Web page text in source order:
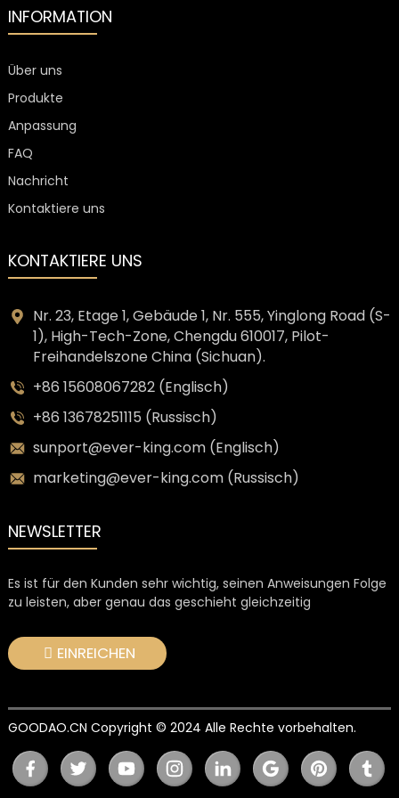
INFORMATION
Über uns
Produkte
Anpassung
FAQ
Nachricht
Kontaktiere uns
KONTAKTIERE UNS
Nr. 23, Etage 1, Gebäude 1, Nr. 555, Yinglong Road (S-
1), High-Tech-Zone, Chengdu 610017, Pilot-
Freihandelszone China (Sichuan).
+86 15608067282 (Englisch)
+86 13678251115 (Russisch)
sunport@ever-king.com (Englisch)
marketing@ever-king.com (Russisch)
NEWSLETTER
Es ist für den Kunden sehr wichtig, seinen Anweisungen Folge
zu leisten, aber genau das geschieht gleichzeitig
EINREICHEN
GOODAO.CN Copyright © 2024 Alle Rechte vorbehalten.